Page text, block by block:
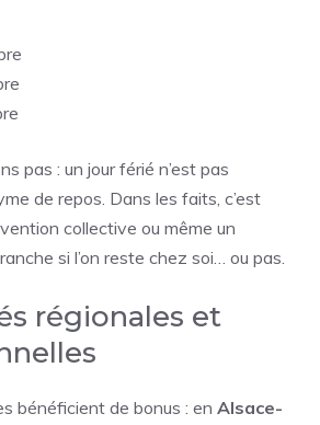
pas : un jour férié n’est pas
de repos. Dans les faits, c’est
collective ou même un
si l’on reste chez soi… ou pas.
régionales et
bénéficient de bonus : en Alsace-